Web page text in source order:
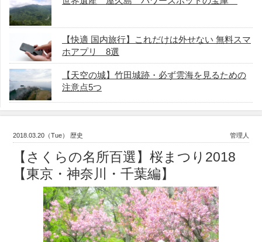
【快適 国内旅行】これだけは外せない 無料スマ
ホアプリ 8選
【天空の城】竹田城跡・必ず雲海を見るための
注意点5つ
2018.03.20（Tue） 歴史 管理人
【さくらの名所百選】桜まつり2018
【東京・神奈川・千葉編】